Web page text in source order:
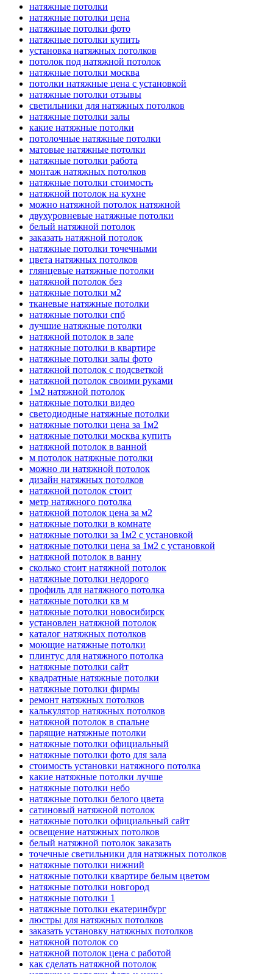
натяжные потолки
натяжные потолки цена
натяжные потолки фото
натяжные потолки купить
установка натяжных потолков
потолок под натяжной потолок
натяжные потолки москва
потолки натяжные цена с установкой
натяжные потолки отзывы
светильники для натяжных потолков
натяжные потолки залы
какие натяжные потолки
потолочные натяжные потолки
матовые натяжные потолки
натяжные потолки работа
монтаж натяжных потолков
натяжные потолки стоимость
натяжной потолок на кухне
можно натяжной потолок натяжной
двухуровневые натяжные потолки
белый натяжной потолок
заказать натяжной потолок
натяжные потолки точечными
цвета натяжных потолков
глянцевые натяжные потолки
натяжной потолок без
натяжные потолки м2
тканевые натяжные потолки
натяжные потолки спб
лучшие натяжные потолки
натяжной потолок в зале
натяжные потолки в квартире
натяжные потолки залы фото
натяжной потолок с подсветкой
натяжной потолок своими руками
1м2 натяжной потолок
натяжные потолки видео
светодиодные натяжные потолки
натяжные потолки цена за 1м2
натяжные потолки москва купить
натяжной потолок в ванной
м потолок натяжные потолки
можно ли натяжной потолок
дизайн натяжных потолков
натяжной потолок стоит
метр натяжного потолка
натяжной потолок цена за м2
натяжные потолки в комнате
натяжные потолки за 1м2 с установкой
натяжные потолки цена за 1м2 с установкой
натяжной потолок в ванну
сколько стоит натяжной потолок
натяжные потолки недорого
профиль для натяжного потолка
натяжные потолки кв м
натяжные потолки новосибирск
установлен натяжной потолок
каталог натяжных потолков
моющие натяжные потолки
плинтус для натяжного потолка
натяжные потолки сайт
квадратные натяжные потолки
натяжные потолки фирмы
ремонт натяжных потолков
калькулятор натяжных потолков
натяжной потолок в спальне
парящие натяжные потолки
натяжные потолки официальный
натяжные потолки фото для зала
стоимость установки натяжного потолка
какие натяжные потолки лучше
натяжные потолки небо
натяжные потолки белого цвета
сатиновый натяжной потолок
натяжные потолки официальный сайт
освещение натяжных потолков
белый натяжной потолок заказать
точечные светильники для натяжных потолков
натяжные потолки нижний
натяжные потолки квартире белым цветом
натяжные потолки новгород
натяжные потолки 1
натяжные потолки екатеринбург
люстры для натяжных потолков
заказать установку натяжных потолков
натяжной потолок со
натяжной потолок цена с работой
как сделать натяжной потолок